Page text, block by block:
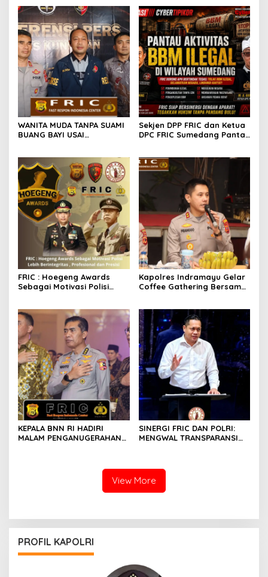
WANITA MUDA TANPA SUAMI
BUANG BAYI USAI
Sekjen DPP FRIC dan Ketua
DPC FRIC Sumedang Pantau
Sumedang, Minta APH
Bertindak Tegas
FRIC : Hoegeng Awards
Sebagai Motivasi Polisi
Kapolres Indramayu Gelar
Coffee Gathering Bersama
KEPALA BNN RI HADIRI
MALAM PENGANUGERAHAN
SINERGI FRIC DAN POLRI:
MENGWAL TRANSPARANSI
View More
PROFIL KAPOLRI